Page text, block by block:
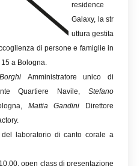
residence
Galaxy, la str
uttura gestita
di persone e famiglie in
a Bologna.
Amministratore unico di
Quartiere Navile,Stefano
Mattia Gandini
Direttore
laboratorio di canto corale a
open class di presentazione